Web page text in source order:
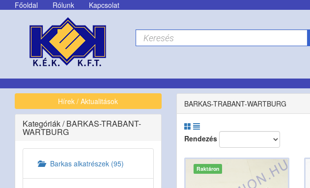
Főoldal Rólunk Kapcsolat
Hírek / Aktualitások
Kategóriák/BARKAS-TRABANT-
WARTBURG
Barkas alkatrészek (95)
BARKAS-TRABANT-WARTBURG
Rendezés
Raktáron